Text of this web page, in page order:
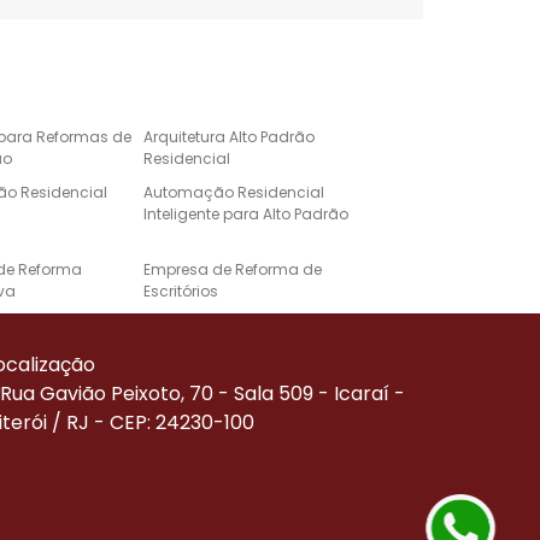
Reformas de
Arquitetura Alto Padrão
Residencial
Residencial
Automação Residencial
Inteligente para Alto Padrão
Reforma
Empresa de Reforma de
Escritórios
Residenciais de
Serviço de Automação
Rua Gavião Peixoto, 70 - Sala 509 - Icaraí -
/ RJ - CEP: 24230-100